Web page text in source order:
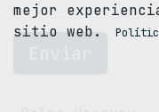
mejor
sitio web.